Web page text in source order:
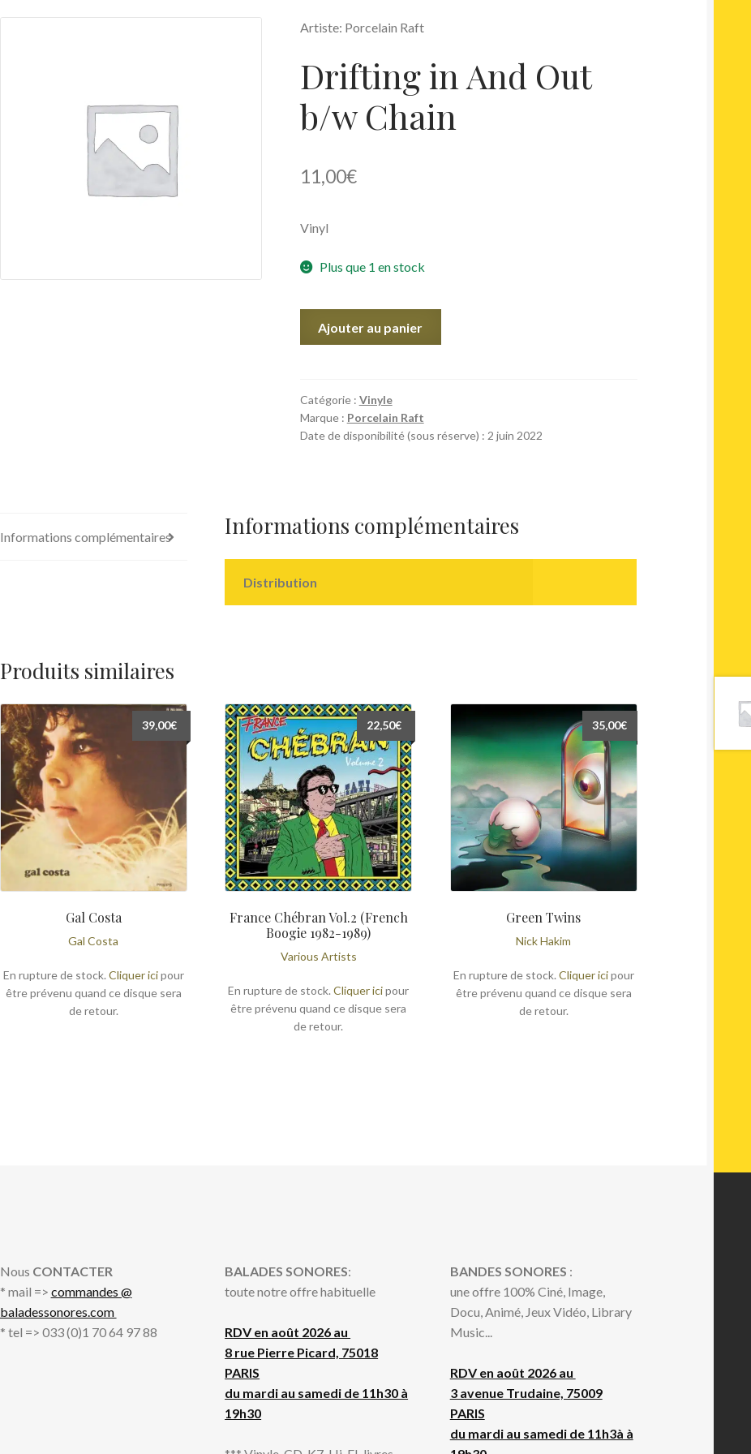
Artiste: Porcelain Raft
Drifting in And Out
b/w Chain
11,00€
Vinyl
Plus que 1 en stock
And
Out
b/w
Ajouter au panier
Catégorie : Vinyle
Marque : Porcelain Raft
Date de disponibilité (sous réserve) : 2 juin 2022
Informations complémentaires Informations complémentaires
Distribution
Produits similaires
Gal Costa
Gal Costa
39,00€
En rupture de stock. Cliquer icipour
être prévenu quand ce disque sera
de retour.
France Chébran Vol.2 (French
Boogie 1982-1989)
Various Artists
22,50€
En rupture de stock.Cliquer icipour
être prévenu quand ce disque sera
de retour.
Green Twins
Nick Hakim
35,00€
En rupture de stock. Cliquer icipour
être prévenu quand ce disque sera
de retour.
Nous CONTACTER
* mail => commandes @
baladessonores.com
* tel => 033 (0)1 70 64 97 88
BALADES SONORES:
toute notre offre habituelle
RDV en août 2026 au
8 rue Pierre Picard, 75018
PARIS
du mardi au samedi de 11h30 à
19h30
BANDES SONORES :
une offre 100% Ciné, Image,
Docu, Animé, Jeux Vidéo, Library
Music...
RDV en août 2026 au
3 avenue Trudaine, 75009
PARIS
du mardi au samedi de 11h3à à